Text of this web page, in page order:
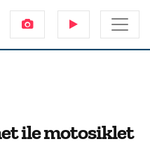
ile motosiklet